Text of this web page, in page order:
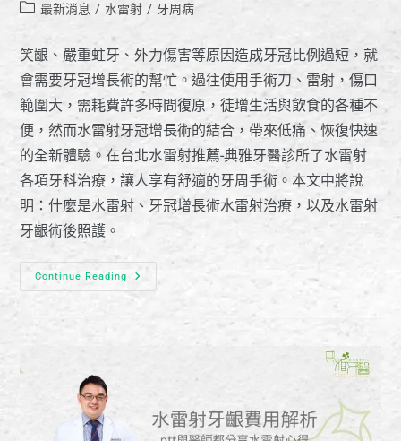
最新消息 / 水雷射 / 牙周病
笑齦、嚴重蛀牙、外力傷害等原因造成牙冠比例過短，就
會需要牙冠增長術的幫忙。過往使用手術刀、雷射，傷口
範圍大，需耗費許多時間復原，徒增生活與飲食的各種不
便，然而水雷射牙冠增長術的結合，帶來低痛、恢復快速
的全新體驗。在台北水雷射推薦-典雅牙醫診所了水雷射
各項牙科治療，讓人享有舒適的牙周手術。本文中將說
明：什麼是水雷射、牙冠增長術水雷射治療，以及水雷射
牙齦術後照護。
Continue Reading